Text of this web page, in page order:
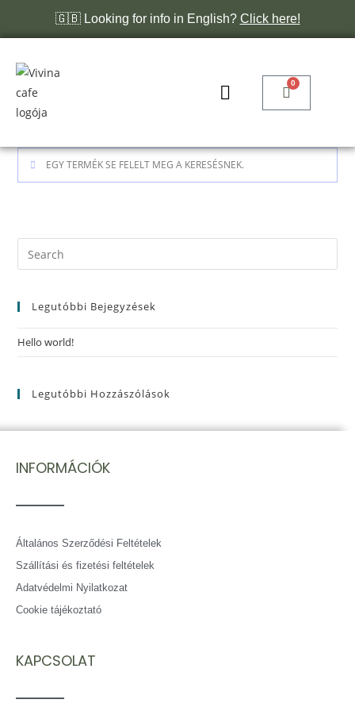
🇬🇧 Looking for info in English? Click here!
0
EGY TERMÉK SE FELELT MEG A KERESÉSNEK.
Legutóbbi Bejegyzések
Hello world!
Legutóbbi Hozzászólások
INFORMÁCIÓK
Általános Szerződési Feltételek
Szállítási és fizetési feltételek
Adatvédelmi Nyilatkozat
Cookie tájékoztató
KAPCSOLAT